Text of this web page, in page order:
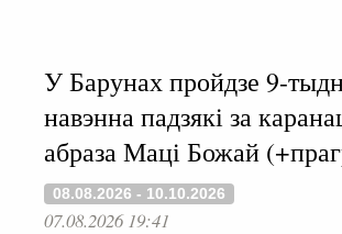
У Барунах пройдзе 9-
навэнна падзякі за
абраза Маці Божай
08.08.2026 - 10.10.2026
07.08.2026 19:41